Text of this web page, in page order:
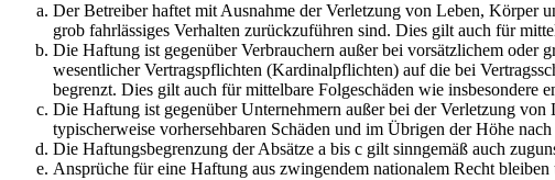
Der Betreiber haftet mit Ausnahme der Verletzung von Leben, Körper
grob fahrlässiges Verhalten zurückzuführen sind. Dies gilt auch für
Die Haftung ist gegenüber Verbrauchern außer bei vorsätzlichem oder
wesentlicher Vertragspflichten (Kardinalpflichten) auf die bei
begrenzt. Dies gilt auch für mittelbare Folgeschäden wie insbesondere
Die Haftung ist gegenüber Unternehmern außer bei der Verletzung
typischerweise vorhersehbaren Schäden und im Übrigen der Höhe
Die Haftungsbegrenzung der Absätze a bis c gilt sinngemäß auch
Ansprüche für eine Haftung aus zwingendem nationalem Recht bleiben